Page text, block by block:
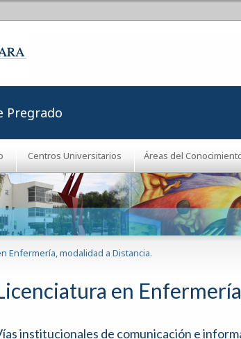
Pregrado
Centros Universitarios Áreas del
Enfermería, modalidad a Distancia.
en
institucionales de comunicación e